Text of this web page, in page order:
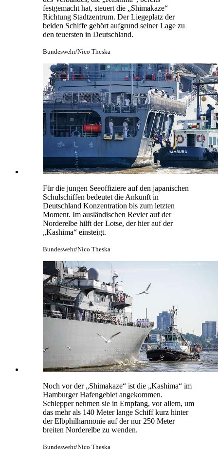
festgemacht hat, steuert die „Shimakaze“
Richtung Stadtzentrum. Der Liegeplatz der
beiden Schiffe gehört aufgrund seiner Lage zu
den teuersten in Deutschland.
Bundeswehr/Nico Theska
Für die jungen Seeoffiziere auf den japanischen
Schulschiffen bedeutet die Ankunft in
Deutschland Konzentration bis zum letzten
Moment. Im ausländischen Revier auf der
Norderelbe hilft der Lotse, der hier auf der
„Kashima“ einsteigt.
Bundeswehr/Nico Theska
Noch vor der „Shimakaze“ ist die „Kashima“ im
Hamburger Hafengebiet angekommen.
Schlepper nehmen sie in Empfang, vor allem, um
das mehr als 140 Meter lange Schiff kurz hinter
der Elbphilharmonie auf der nur 250 Meter
breiten Norderelbe zu wenden.
Bundeswehr/Nico Theska